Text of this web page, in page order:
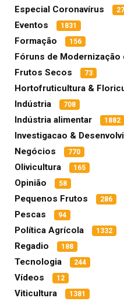
Especial Coronavírus
Eventos 1831
Formação 156
Fóruns de Modernização
Frutos Secos 73
Hortofruticultura &
Indústria 708
Indústria alimentar 1882
Investigacao &
Negócios 770
Olivicultura 165
Opinião 58
Pequenos Frutos 286
Pescas 94
Política Agrícola 1332
Regadio 188
Tecnologia 244
Vídeos 12
Viticultura 1381